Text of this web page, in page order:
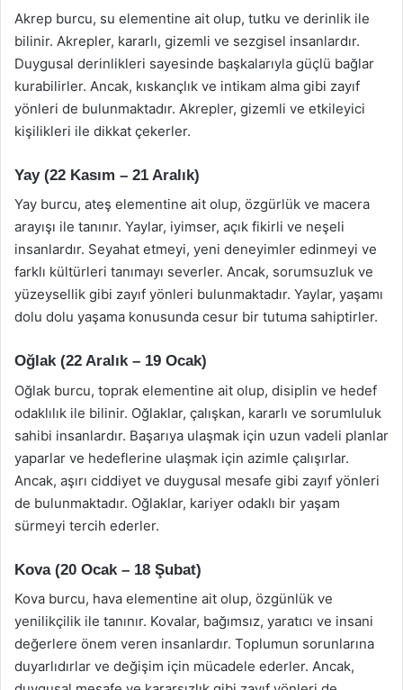
Akrep burcu, su elementine ait olup, tutku ve derinlik ile
bilinir. Akrepler, kararlı, gizemli ve sezgisel insanlardır.
Duygusal derinlikleri sayesinde başkalarıyla güçlü bağlar
kurabilirler. Ancak, kıskançlık ve intikam alma gibi zayıf
yönleri de bulunmaktadır. Akrepler, gizemli ve etkileyici
kişilikleri ile dikkat çekerler.
Yay (22 Kasım – 21 Aralık)
Yay burcu, ateş elementine ait olup, özgürlük ve macera
arayışı ile tanınır. Yaylar, iyimser, açık fikirli ve neşeli
insanlardır. Seyahat etmeyi, yeni deneyimler edinmeyi ve
farklı kültürleri tanımayı severler. Ancak, sorumsuzluk ve
yüzeysellik gibi zayıf yönleri bulunmaktadır. Yaylar, yaşamı
dolu dolu yaşama konusunda cesur bir tutuma sahiptirler.
Oğlak (22 Aralık – 19 Ocak)
Oğlak burcu, toprak elementine ait olup, disiplin ve hedef
odaklılık ile bilinir. Oğlaklar, çalışkan, kararlı ve sorumluluk
sahibi insanlardır. Başarıya ulaşmak için uzun vadeli planlar
yaparlar ve hedeflerine ulaşmak için azimle çalışırlar.
Ancak, aşırı ciddiyet ve duygusal mesafe gibi zayıf yönleri
de bulunmaktadır. Oğlaklar, kariyer odaklı bir yaşam
sürmeyi tercih ederler.
Kova (20 Ocak – 18 Şubat)
Kova burcu, hava elementine ait olup, özgünlük ve
yenilikçilik ile tanınır. Kovalar, bağımsız, yaratıcı ve insani
değerlere önem veren insanlardır. Toplumun sorunlarına
duyarlıdırlar ve değişim için mücadele ederler. Ancak,